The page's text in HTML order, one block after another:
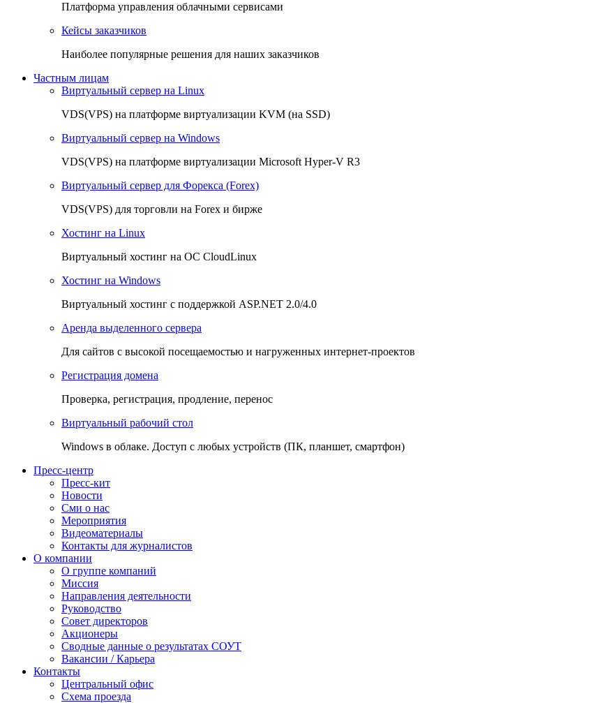
Платформа управления облачными сервисами
Кейсы заказчиков
Наиболее популярные решения для наших заказчиков
Частным лицам
Виртуальный сервер на Linux
VDS(VPS) на платформе виртуализации KVM (на SSD)
Виртуальный сервер на Windows
VDS(VPS) на платформе виртуализации Microsoft Hyper-V R3
Виртуальный сервер для Форекса (Forex)
VDS(VPS) для торговли на Forex и бирже
Хостинг на Linux
Виртуальный хостинг на OC CloudLinux
Хостинг на Windows
Виртуальный хостинг с поддержкой ASP.NET 2.0/4.0
Аренда выделенного сервера
Для сайтов с высокой посещаемостью и нагруженных интернет-проектов
Регистрация домена
Проверка, регистрация, продление, перенос
Виртуальный рабочий стол
Windows в облаке. Доступ с любых устройств (ПК, планшет, смартфон)
Пресс-центр
Пресс-кит
Новости
Сми о нас
Мероприятия
Видеоматериалы
Контакты для журналистов
О компании
О группе компаний
Миссия
Направления деятельности
Руководство
Совет директоров
Акционеры
Сводные данные о результатах СОУТ
Вакансии / Карьера
Контакты
Центральный офис
Схема проезда